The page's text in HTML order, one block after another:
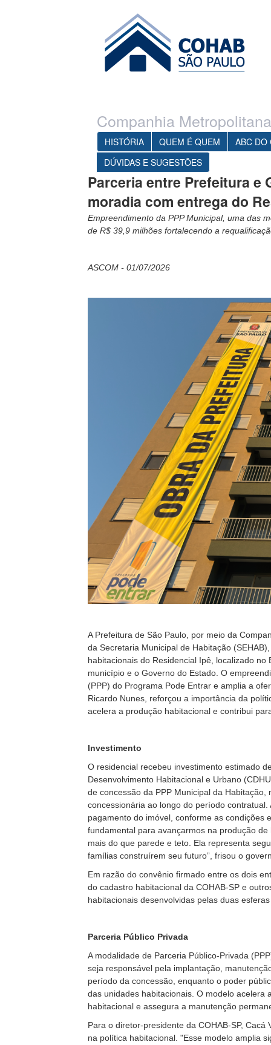
Companhia
HISTÓRIA QUEM É QUEM
ABC DO
DÚVIDAS E SUGESTÕES
Parceria entre Prefeitura e
moradia com entrega do
Empreendimento da PPP Municipal, uma das
de R$ 39,9 milhões fortalecendo a
ASCOM - 01/07/2026
A Prefeitura de São Paulo, por meio da
da Secretaria Municipal de Habitação
habitacionais do Residencial Ipê, localizado
município e o Governo do Estado. O
(PPP) do Programa Pode Entrar e amplia a
Ricardo Nunes, reforçou a importância da
acelera a produção habitacional e contribui
Investimento
O residencial recebeu investimento estimado
Desenvolvimento Habitacional e Urbano
de concessão da PPP Municipal da
concessionária ao longo do período
pagamento do imóvel, conforme as condições
fundamental para avançarmos na produção
mais do que parede e teto. Ela representa
famílias construírem seu futuro”, frisou o
Em razão do convênio firmado entre os dois
do cadastro habitacional da COHAB-SP e
habitacionais desenvolvidas pelas duas
Parceria Público Privada
A modalidade de Parceria Público-Privada
seja responsável pela implantação,
período da concessão, enquanto o poder
das unidades habitacionais. O modelo acelera
habitacional e assegura a manutenção
Para o diretor-presidente da COHAB-SP,
na política habitacional. "Esse modelo amplia